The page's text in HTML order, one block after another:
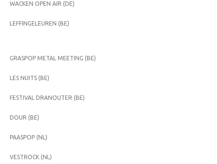
WACKEN OPEN AIR (DE)
LEFFINGELEUREN (BE)
GRASPOP METAL MEETING (BE)
LES NUITS (BE)
FESTIVAL DRANOUTER (BE)
DOUR (BE)
PAASPOP (NL)
VESTROCK (NL)